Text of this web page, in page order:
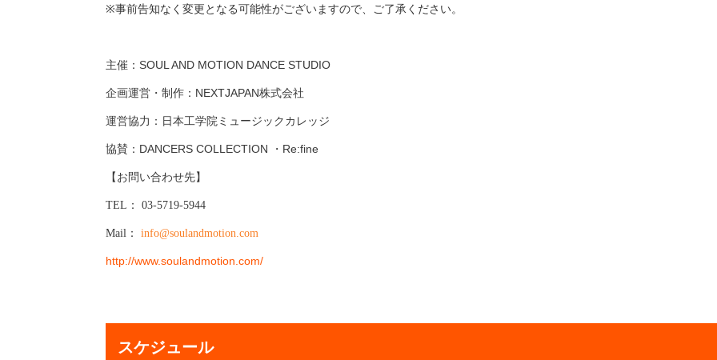
※事前告知なく変更となる可能性がございますので、ご了承ください。
主催：SOUL AND MOTION DANCE STUDIO
企画運営・制作：NEXTJAPAN株式会社
運営協力：日本工学院ミュージックカレッジ
協賛：DANCERS COLLECTION ・Re:fine
【お問い合わせ先】
TEL： 03-5719-5944
Mail： info@soulandmotion.com
http://www.soulandmotion.com/
スケジュール